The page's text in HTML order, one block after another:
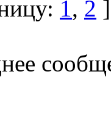
1, 2 ]